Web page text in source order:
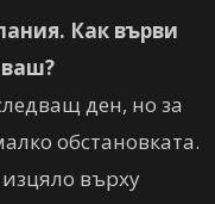
Как върви
ден, но за
обстановката.
върху